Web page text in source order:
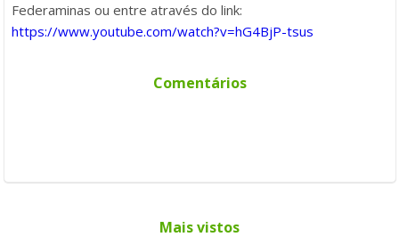
Federaminas ou entre através do link:
https://www.youtube.com/watch?v=hG4BjP-tsus
Comentários
Mais vistos